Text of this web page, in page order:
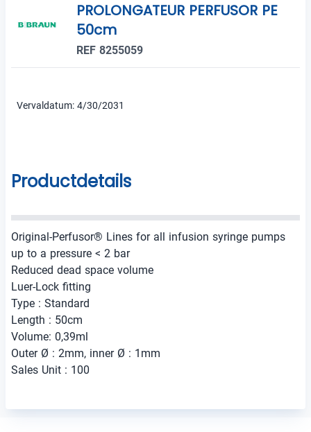
PROLONGATEUR PERFUSOR PE
50cm
REF 8255059
Vervaldatum: 4/30/2031
Productdetails
Original-Perfusor® Lines for all infusion syringe pumps
up to a pressure < 2 bar
Reduced dead space volume
Luer-Lock fitting
Type : Standard
Length : 50cm
Volume: 0,39ml
Outer Ø : 2mm, inner Ø : 1mm
Sales Unit : 100